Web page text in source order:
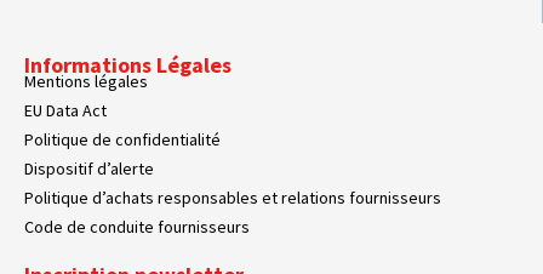
Informations Légales
Mentions légales
EU Data Act
Politique de confidentialité
Dispositif d’alerte
Politique d’achats responsables et relations fournisseurs
Code de conduite fournisseurs